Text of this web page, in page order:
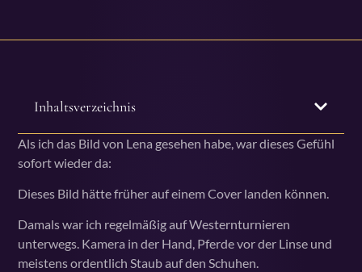
Inhaltsverzeichnis
Als ich das Bild von Lena gesehen habe, war dieses Gefühl
sofort wieder da:
Dieses Bild hätte früher auf einem Cover landen können.
Damals war ich regelmäßig auf Westernturnieren
unterwegs. Kamera in der Hand, Pferde vor der Linse und
meistens ordentlich Staub auf den Schuhen.